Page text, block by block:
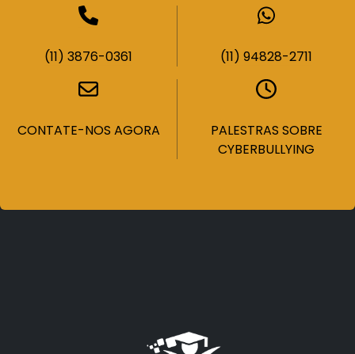
(11) 3876-0361 (11) 94828-2711
CONTATE-NOS AGORA
PALESTRAS SOBRE
CYBERBULLYING